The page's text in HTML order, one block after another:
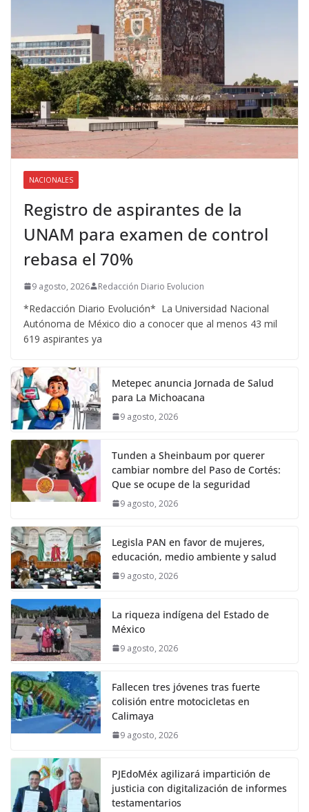
NACIONALES
Registro de aspirantes de la
UNAM para examen de control
rebasa el 70%
9 agosto, 2026 Redacción Diario Evolucion
*Redacción Diario Evolución* La Universidad Nacional
Autónoma de México dio a conocer que al menos 43 mil
619 aspirantes ya
Metepec anuncia Jornada de Salud
para La Michoacana
9 agosto, 2026
Tunden a Sheinbaum por querer
cambiar nombre del Paso de Cortés:
Que se ocupe de la seguridad
9 agosto, 2026
Legisla PAN en favor de mujeres,
educación, medio ambiente y salud
9 agosto, 2026
La riqueza indígena del Estado de
México
9 agosto, 2026
Fallecen tres jóvenes tras fuerte
colisión entre motocicletas en
Calimaya
9 agosto, 2026
PJEdoMéx agilizará impartición de
justicia con digitalización de informes
testamentarios